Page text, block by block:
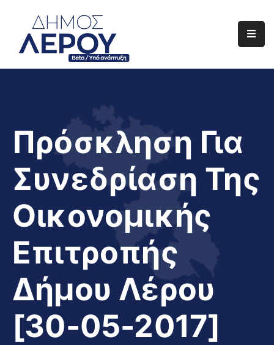
Αρχική
Διαφάνεια
Το
Νησί
Μας
Πρόσκληση Για
Συνεδρίαση Της
Οικονομικής
Επιτροπής
Δήμου Λέρου
[30-05-2017]